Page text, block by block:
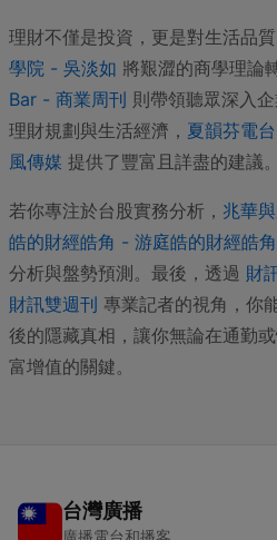
理財不僅是投資，更是對生活品質
學院 - 吳淡如 將艱澀的商學理論
Bar - 商業周刊 則帶領聽眾深入
理財規劃與生活經濟， 夏韻芬電
風傳媒 提供了豐富且詳盡的建議。
若你專注於台股實務分析， 兆華
皓的財經皓角 - 游庭皓的財經皓角
分析與盤勢預測。最後，透過 財
財訊雙週刊 專業記者的視角，你
後的隱藏真相，讓你無論在通勤
富增值的關鍵。
台灣廣播
廣播電台和播客